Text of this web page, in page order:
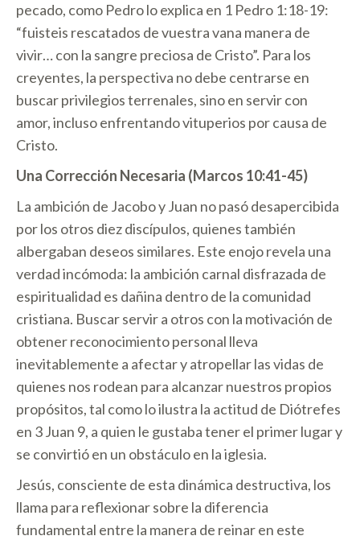
pecado, como Pedro lo explica en 1 Pedro 1:18-19:
“fuisteis rescatados de vuestra vana manera de
vivir… con la sangre preciosa de Cristo”. Para los
creyentes, la perspectiva no debe centrarse en
buscar privilegios terrenales, sino en servir con
amor, incluso enfrentando vituperios por causa de
Cristo.
Una Corrección Necesaria (Marcos 10:41-45)
La ambición de Jacobo y Juan no pasó desapercibida
por los otros diez discípulos, quienes también
albergaban deseos similares. Este enojo revela una
verdad incómoda: la ambición carnal disfrazada de
espiritualidad es dañina dentro de la comunidad
cristiana. Buscar servir a otros con la motivación de
obtener reconocimiento personal lleva
inevitablemente a afectar y atropellar las vidas de
quienes nos rodean para alcanzar nuestros propios
propósitos, tal como lo ilustra la actitud de Diótrefes
en 3 Juan 9, a quien le gustaba tener el primer lugar y
se convirtió en un obstáculo en la iglesia.
Jesús, consciente de esta dinámica destructiva, los
llama para reflexionar sobre la diferencia
fundamental entre la manera de reinar en este